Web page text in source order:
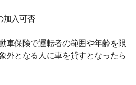
加入可否
車保険で運転者の範囲や年齢を限
外となる人に車を貸すとなったら